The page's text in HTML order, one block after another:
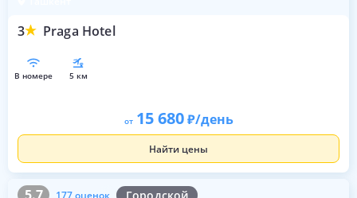
3 Praga Hotel
в номере 5 км
от 15 680 /день
Найти цены
177 оценок Городской
5.7 177 оценок